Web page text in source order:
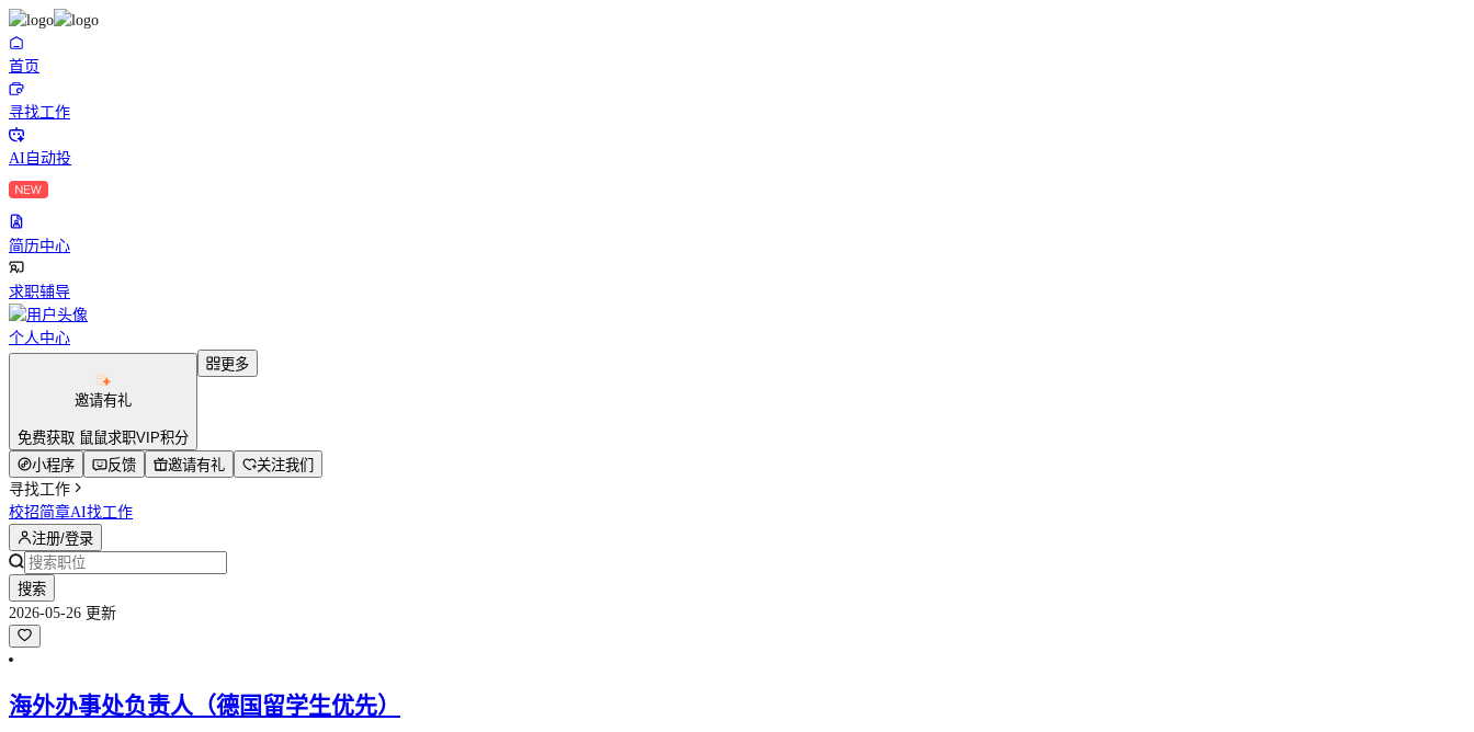
首页
寻找工作
AI自动投
简历中心
求职辅导
个人中心
邀请有礼
免费获取 鼠鼠求职VIP积分
更多
小程序 反馈 邀请有礼
关注我们
寻找工作
校招简章AI找工作
注册/登录
搜索
2026-05-26 更新
海外办事处负责人（德国留学生优先）